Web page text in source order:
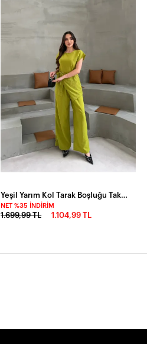
Yeşil Yarım Kol Tarak Boşluğu Takım
NET %35 İNDIRIM
1.699,99 TL 1.104,99 TL